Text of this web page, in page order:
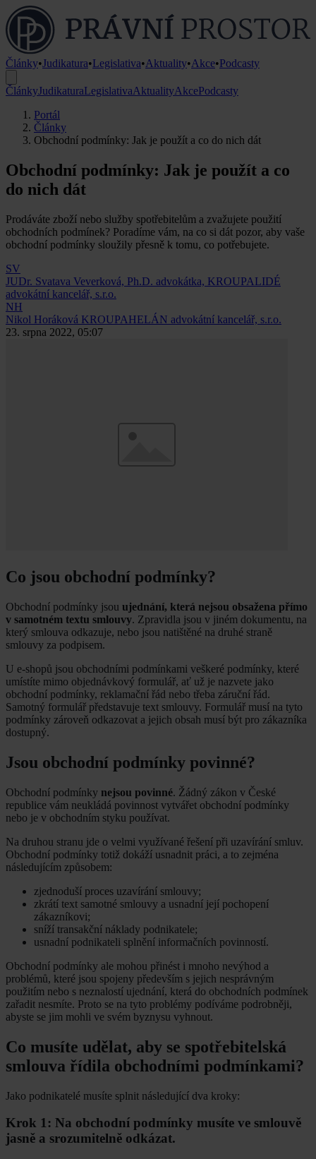
Články•Judikatura•Legislativa•Aktuality•Akce•Podcasty
ČlánkyJudikaturaLegislativaAktualityAkcePodcasty
Portál
Články
Obchodní podmínky: Jak je použít a co do nich dát
Obchodní podmínky: Jak je použít a co
do nich dát
Prodáváte zboží nebo služby spotřebitelům a zvažujete použití
obchodních podmínek? Poradíme vám, na co si dát pozor, aby vaše
obchodní podmínky sloužily přesně k tomu, co potřebujete.
SV
JUDr. Svatava Veverková, Ph.D. advokátka, KROUPALIDÉ
advokátní kancelář, s.r.o.
NH
Nikol Horáková KROUPAHELÁN advokátní kancelář, s.r.o.
23. srpna 2022, 05:07
Co jsou obchodní podmínky?
Obchodní podmínky jsou ujednání, která nejsou obsažena přímo
v samotném textu smlouvy. Zpravidla jsou v jiném dokumentu, na
který smlouva odkazuje, nebo jsou natištěné na druhé straně
smlouvy za podpisem.
U e-shopů jsou obchodními podmínkami veškeré podmínky, které
umístíte mimo objednávkový formulář, ať už je nazvete jako
obchodní podmínky, reklamační řád nebo třeba záruční řád.
Samotný formulář představuje text smlouvy. Formulář musí na tyto
podmínky zároveň odkazovat a jejich obsah musí být pro zákazníka
dostupný.
Jsou obchodní podmínky povinné?
Obchodní podmínky nejsou povinné. Žádný zákon v České
republice vám neukládá povinnost vytvářet obchodní podmínky
nebo je v obchodním styku používat.
Na druhou stranu jde o velmi využívané řešení při uzavírání smluv.
Obchodní podmínky totiž dokáží usnadnit práci, a to zejména
následujícím způsobem:
zjednoduší proces uzavírání smlouvy;
zkrátí text samotné smlouvy a usnadní její pochopení
zákazníkovi;
sníží transakční náklady podnikatele;
usnadní podnikateli splnění informačních povinností.
Obchodní podmínky ale mohou přinést i mnoho nevýhod a
problémů, které jsou spojeny především s jejich nesprávným
použitím nebo s neznalostí ujednání, která do obchodních podmínek
zařadit nesmíte. Proto se na tyto problémy podíváme podrobněji,
abyste se jim mohli ve svém byznysu vyhnout.
Co musíte udělat, aby se spotřebitelská
smlouva řídila obchodními podmínkami?
Jako podnikatelé musíte splnit následující dva kroky:
Krok 1: Na obchodní podmínky musíte ve smlouvě
jasně a srozumitelně odkázat.